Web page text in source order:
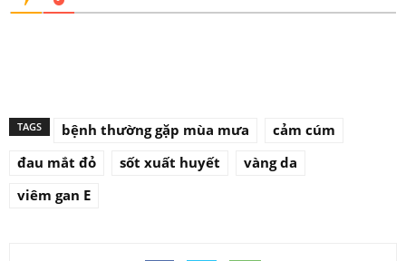
TAGS bệnh thường gặp mùa mưa
cảm cúm
đau mắt đỏ
sốt xuất huyết
vàng da
viêm gan E